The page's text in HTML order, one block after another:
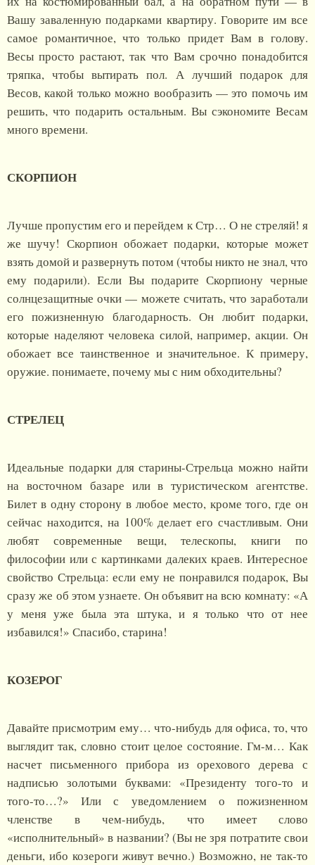
Вашу заваленную подарками квартиру. Говорите им все
самое романтичное, что только придет Вам в голову.
Весы просто растают, так что Вам срочно понадобится
тряпка, чтобы вытирать пол. А лучший подарок для
Весов, какой только можно вообразить — это помочь им
решить, что подарить остальным. Вы сэкономите Весам
много времени.
СКОРПИОН
Лучше пропустим его и перейдем к Стр… О не стреляй! я
же шучу! Скорпион обожает подарки, которые может
взять домой и развернуть потом (чтобы никто не знал, что
ему подарили). Если Вы подарите Скорпиону черные
солнцезащитные очки — можете считать, что заработали
его пожизненную благодарность. Он любит подарки,
которые наделяют человека силой, например, акции. Он
обожает все таинственное и значительное. К примеру,
оружие. понимаете, почему мы с ним обходительны?
СТРЕЛЕЦ
Идеальные подарки для старины-Стрельца можно найти
на восточном базаре или в туристическом агентстве.
Билет в одну сторону в любое место, кроме того, где он
сейчас находится, на 100% делает его счастливым. Они
любят современные вещи, телескопы, книги по
философии или с картинками далеких краев. Интересное
свойство Стрельца: если ему не понравился подарок, Вы
сразу же об этом узнаете. Он объявит на всю комнату: «А
у меня уже была эта штука, и я только что от нее
избавился!» Спасибо, старина!
КОЗЕРОГ
Давайте присмотрим ему… что-нибудь для офиса, то, что
выглядит так, словно стоит целое состояние. Гм-м… Как
насчет письменного прибора из орехового дерева с
надписью золотыми буквами: «Президенту того-то и
того-то…?» Или с уведомлением о пожизненном
членстве в чем-нибудь, что имеет слово
«исполнительный» в названии? (Вы не зря потратите свои
деньги, ибо козероги живут вечно.) Возможно, не так-то